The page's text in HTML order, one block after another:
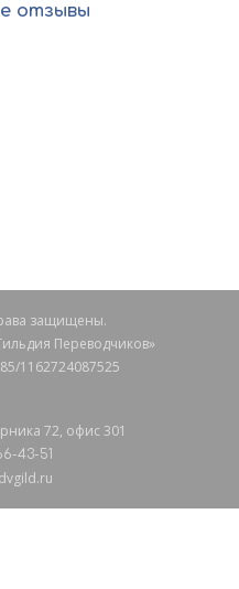
отзывы
защищены.
Переводчиков»
1162724087525
72, офис 301
43-51